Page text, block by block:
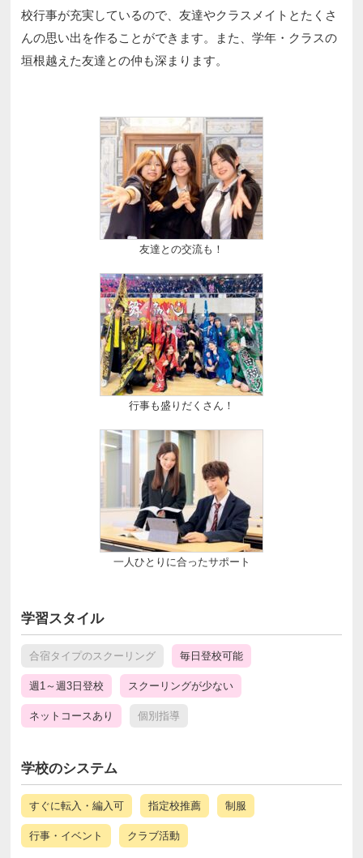
校行事が充実しているので、友達やクラスメイトとたくさ
んの思い出を作ることができます。また、学年・クラスの
垣根越えた友達との仲も深まります。
友達との交流も！
行事も盛りだくさん！
一人ひとりに合ったサポート
学習スタイル
合宿タイプのスクーリング 毎日登校可能
週1～週3日登校 スクーリングが少ない
ネットコースあり 個別指導
学校のシステム
すぐに転入・編入可 指定校推薦 制服
行事・イベント クラブ活動